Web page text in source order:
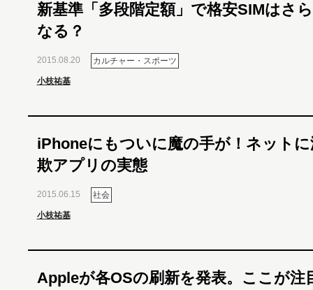
新基準「多段階定額」で格安SIMはさ
なる？
2015.08.20 カルチャー・スポーツ
小枝祐基
iPhoneにもついに魔の手が！ネット
欺アプリの実態
2015.06.15 社会
小枝祐基
Appleが各OSの刷新を発表。ここが注